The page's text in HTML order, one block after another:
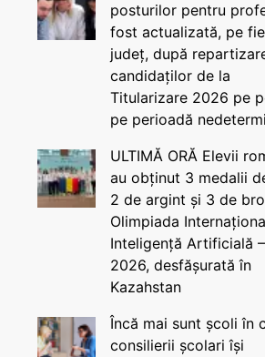
posturilor pentru
fost actualizată, pe
județ, după
candidaților de la
Titularizare 2026 pe
pe perioadă
ULTIMĂ ORĂ Elevii
au obținut 3 medalii
2 de argint și 3 de
Olimpiada
Inteligență Artificială –
2026, desfășurată în
Kazahstan
Încă mai sunt școli în
consilierii școlari își